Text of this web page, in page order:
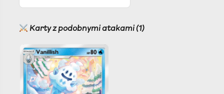
Karty z podobnymi atakami (1)